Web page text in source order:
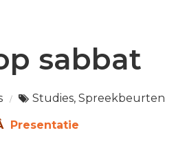
sabbat
Studies, Spreekbeurten
Presentatie